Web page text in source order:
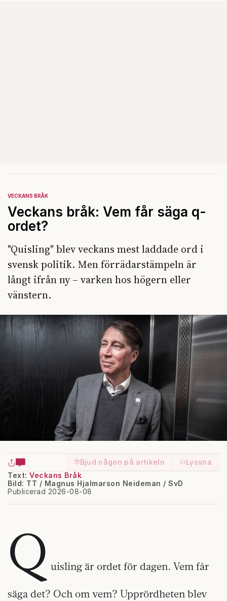
VECKANS BRÅK
Veckans bråk: Vem får säga q-
ordet?
"Quisling" blev veckans mest laddade ord i
svensk politik. Men förrädarstämpeln är
långt ifrån ny – varken hos högern eller
vänstern.
Bjud någon på artikeln
Lyssna
Text: Veckans Bråk
Publicerad 2026-08-08
Bild: TT / Magnus Hjalmarson Neideman / SvD
Q uisling är ordet för dagen. Vem får
säga det? Och om vem? Upprördheten blev